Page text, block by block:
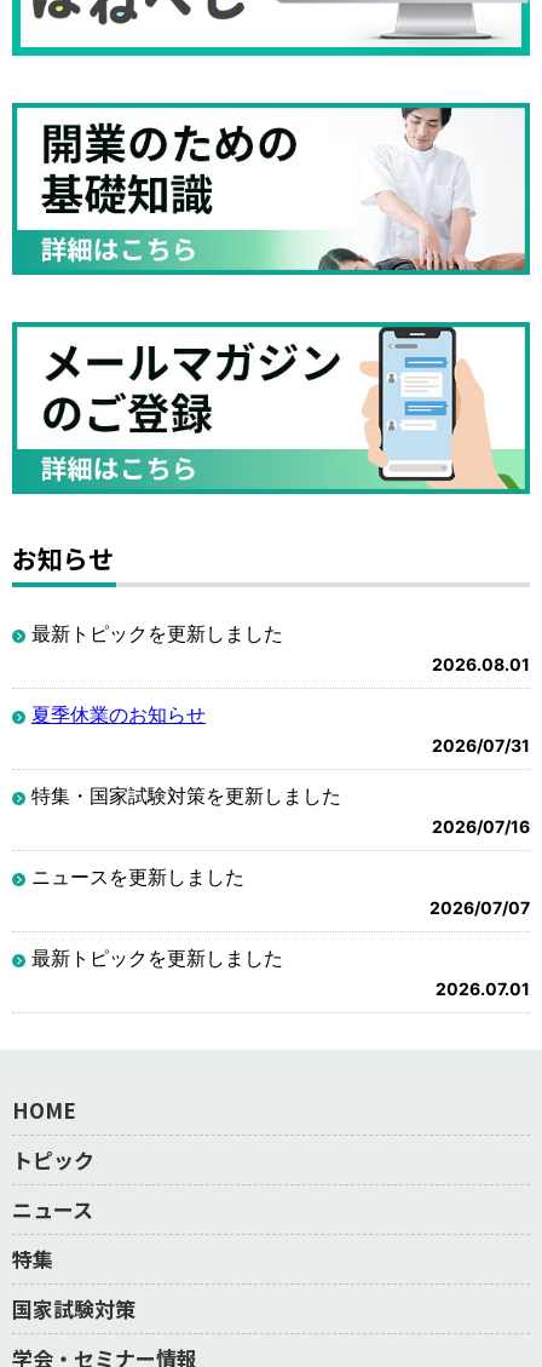
お知らせ
最新トピックを更新しました
2026.08.01
夏季休業のお知らせ
2026/07/31
特集・国家試験対策を更新しました
2026/07/16
ニュースを更新しました
2026/07/07
最新トピックを更新しました
2026.07.01
HOME
トピック
ニュース
特集
国家試験対策
学会・セミナー情報